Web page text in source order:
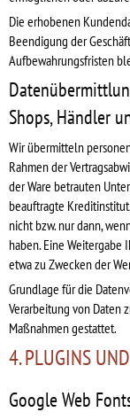
Die erhobenen
Beendigung der
Aufbewahrungsfristen
Shops, Händler
Wir übermitteln
Rahmen der
der Ware betrauten
beauftragte
nicht bzw. nur dann,
haben. Eine
etwa zu Zwecken der
Grundlage für die
Verarbeitung von Daten
Maßnahmen gestattet.
4. PLUGINS
Google Web